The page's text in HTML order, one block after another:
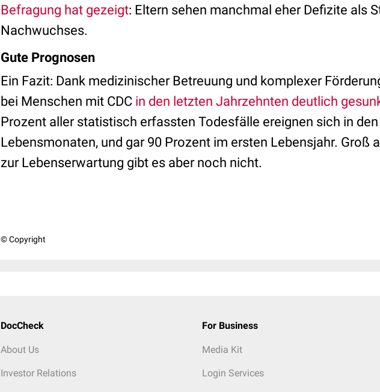
Befragung hat gezeigt: Eltern sehen manchmal eher Defizite als
Nachwuchses.
Gute Prognosen
Ein Fazit: Dank medizinischer Betreuung und komplexer
bei Menschen mit CDC in den letzten Jahrzehnten deutlich
Prozent aller statistisch erfassten Todesfälle ereignen sich in
Lebensmonaten, und gar 90 Prozent im ersten Lebensjahr. Groß
zur Lebenserwartung gibt es aber noch nicht.
© Copyright
DocCheck
About Us
Investor Relations
For Business
Media Kit
Login Services